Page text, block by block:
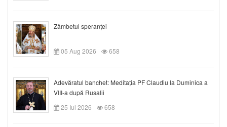
Zâmbetul speranței
05 Aug 2026 658
Adevăratul banchet: Meditația PF Claudiu la Duminica a
VIII-a după Rusalii
25 Iul 2026
658